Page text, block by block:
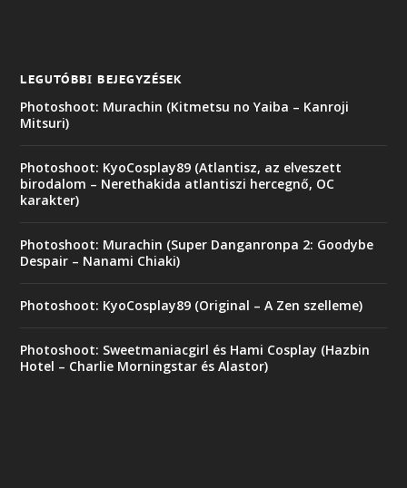
LEGUTÓBBI BEJEGYZÉSEK
Photoshoot: Murachin (Kitmetsu no Yaiba – Kanroji
Mitsuri)
Photoshoot: KyoCosplay89 (Atlantisz, az elveszett
birodalom – Nerethakida atlantiszi hercegnő, OC
karakter)
Photoshoot: Murachin (Super Danganronpa 2: Goodybe
Despair – Nanami Chiaki)
Photoshoot: KyoCosplay89 (Original – A Zen szelleme)
Photoshoot: Sweetmaniacgirl és Hami Cosplay (Hazbin
Hotel – Charlie Morningstar és Alastor)